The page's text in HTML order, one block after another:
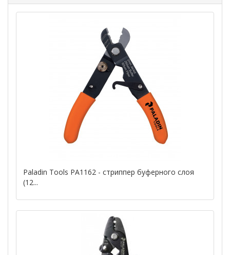
Paladin Tools PA1162 - стриппер буферного слоя
(12...